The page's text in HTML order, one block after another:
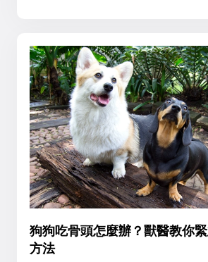
狗狗吃骨頭怎麼辦？獸醫教你
方法